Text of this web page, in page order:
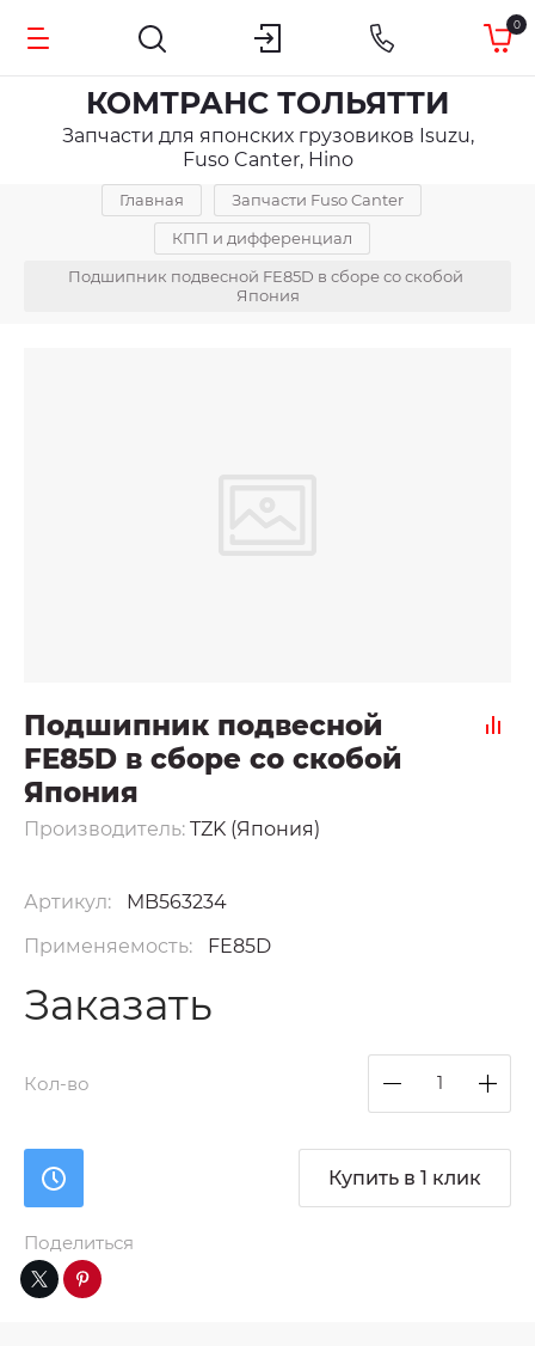
0
КОМТРАНС ТОЛЬЯТТИ
Запчасти для японских грузовиков Isuzu,
Fuso Canter, Hino
Главная
Запчасти Fuso Canter
КПП и дифференциал
Подшипник подвесной FE85D в сборе со скобой
Япония
Подшипник подвесной
FE85D в сборе со скобой
Япония
Производитель: TZK (Япония)
Артикул:
MB563234
Применяемость:
FE85D
Заказать
Кол-во
Купить в 1 клик
Поделиться